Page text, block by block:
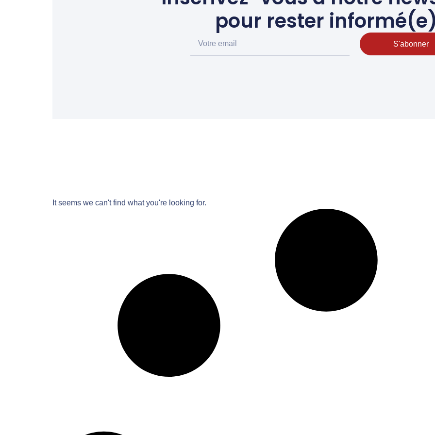
pour rester
S'abonner
It seems we can't find what you're looking for.